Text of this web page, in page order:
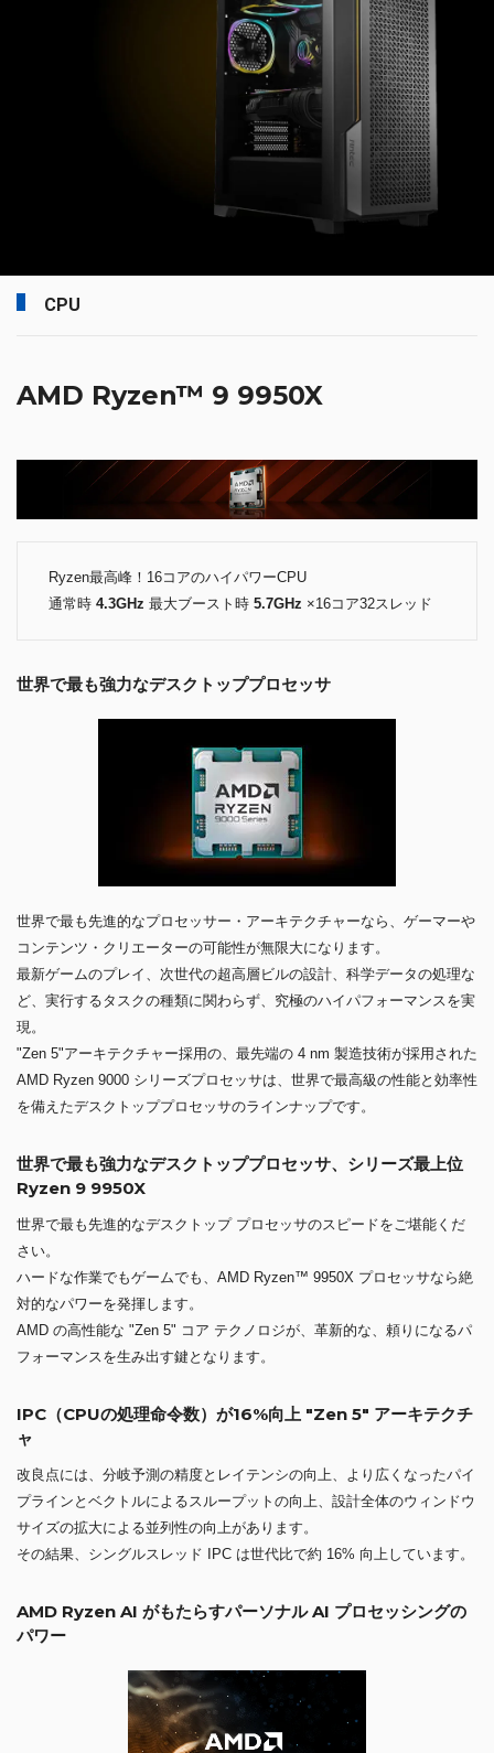
CPU
AMD Ryzen™ 9 9950X
Ryzen最高峰！16コアのハイパワーCPU
通常時 4.3GHz 最大ブースト時 5.7GHz ×16コア32スレッド
世界で最も強力なデスクトッププロセッサ
世界で最も先進的なプロセッサー・アーキテクチャーなら、ゲーマーや
コンテンツ・クリエーターの可能性が無限大になります。
最新ゲームのプレイ、次世代の超高層ビルの設計、科学データの処理な
ど、実行するタスクの種類に関わらず、究極のハイパフォーマンスを実
現。
"Zen 5"アーキテクチャー採用の、最先端の 4 nm 製造技術が採用された
AMD Ryzen 9000 シリーズプロセッサは、世界で最高級の性能と効率性
を備えたデスクトッププロセッサのラインナップです。
世界で最も強力なデスクトッププロセッサ、シリーズ最上位
Ryzen 9 9950X
世界で最も先進的なデスクトップ プロセッサのスピードをご堪能くだ
さい。
ハードな作業でもゲームでも、AMD Ryzen™ 9950X プロセッサなら絶
対的なパワーを発揮します。
AMD の高性能な "Zen 5" コア テクノロジが、革新的な、頼りになるパ
フォーマンスを生み出す鍵となります。
IPC（CPUの処理命令数）が16%向上 "Zen 5" アーキテクチ
ャ
改良点には、分岐予測の精度とレイテンシの向上、より広くなったパイ
プラインとベクトルによるスループットの向上、設計全体のウィンドウ
サイズの拡大による並列性の向上があります。
その結果、シングルスレッド IPC は世代比で約 16% 向上しています。
AMD Ryzen AI がもたらすパーソナル AI プロセッシングの
パワー